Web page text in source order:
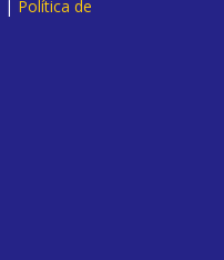
| Política de